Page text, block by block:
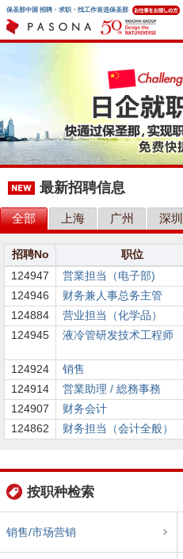
保圣那中国 招聘・求职・找工作首选保圣那
最新招聘信息
全部 上海 广州 深圳
招聘No 职位
124947
営業担当（电子部)
124946
财务兼人事总务主管
124884
营业担当（化学品）
124945
液冷管研发技术工程师
124924
销售
124914
営業助理 / 総務事務
124907
财务会计
124862
财务担当（会计全般）
按职种检索
销售/市场营销